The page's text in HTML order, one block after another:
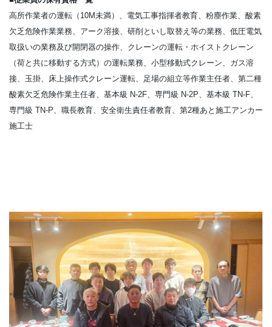
高所作業者の運転（10M未満）、電気工事指揮者教育、粉塵作業、酸素
欠乏危険作業業務、アーク溶接、研削といし取替え等の業務、低圧電気
取扱いの業務及び開閉器の操作、クレーンの運転・ホイストクレーン
（荷と共に移動する方式）の運転業務、小型移動式クレーン、ガス溶
接、玉掛、床上操作式クレーン運転、足場の組立等作業主任者、第二種
酸素欠乏危険作業主任者、基本級 N-2F、専門級 N-2P、基本級 TN-F、
専門級 TN-P、職長教育、安全衛生責任者教育、第2種あと施工アンカー
施工士